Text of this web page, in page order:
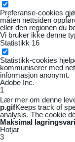
Preferanse-cookies
måten nettsiden
eller den regionen du
Vi bruker ikke denne
Statistikk 16
Statistikk-cookies
kommuniserer med
informasjon anonymt.
Adobe Inc.
1
Lær mer om denne
p.gifKeeps track of
analysis. The cookie
Maksimal
Hotjar
3